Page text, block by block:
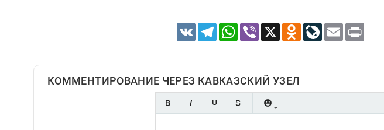
VK TelegramWhatsApp
Viber X Odnoklassniki
LiveJournal
Email
КОММЕНТИРОВАНИЕ ЧЕРЕЗ КАВКАЗСКИЙ УЗЕЛ